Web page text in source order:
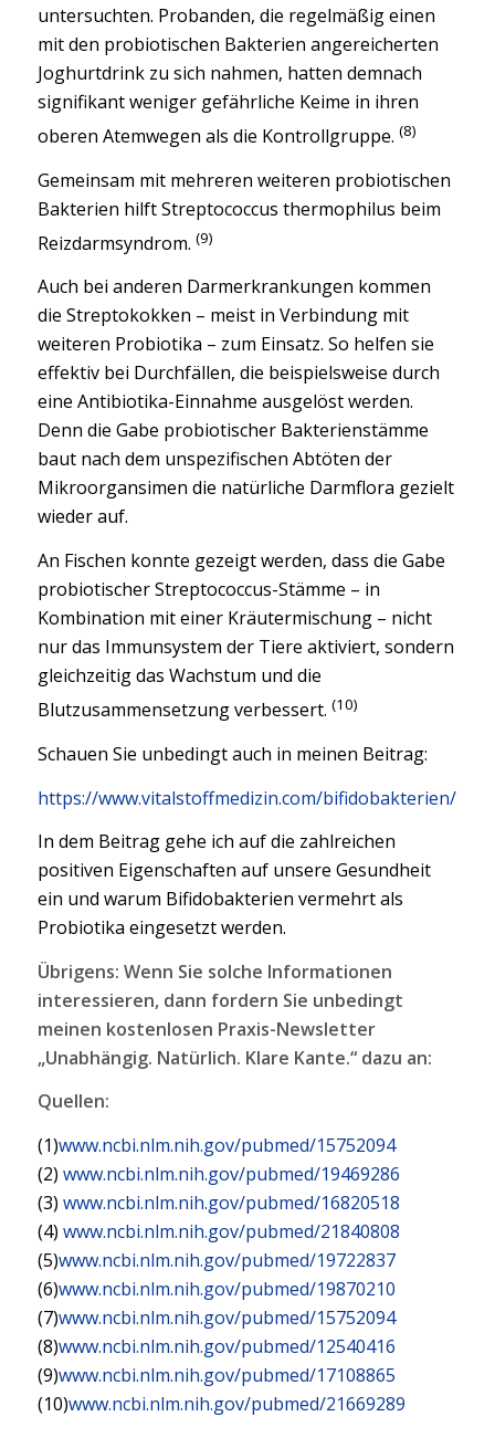
untersuchten. Probanden, die regelmäßig einen
mit den probiotischen Bakterien angereicherten
Joghurtdrink zu sich nahmen, hatten demnach
signifikant weniger gefährliche Keime in ihren
oberen Atemwegen als die Kontrollgruppe. (8)
Gemeinsam mit mehreren weiteren probiotischen
Bakterien hilft Streptococcus thermophilus beim
Reizdarmsyndrom. (9)
Auch bei anderen Darmerkrankungen kommen
die Streptokokken – meist in Verbindung mit
weiteren Probiotika – zum Einsatz. So helfen sie
effektiv bei Durchfällen, die beispielsweise durch
eine Antibiotika-Einnahme ausgelöst werden.
Denn die Gabe probiotischer Bakterienstämme
baut nach dem unspezifischen Abtöten der
Mikroorgansimen die natürliche Darmflora gezielt
wieder auf.
An Fischen konnte gezeigt werden, dass die Gabe
probiotischer Streptococcus-Stämme – in
Kombination mit einer Kräutermischung – nicht
nur das Immunsystem der Tiere aktiviert, sondern
gleichzeitig das Wachstum und die
Blutzusammensetzung verbessert. (10)
Schauen Sie unbedingt auch in meinen Beitrag:
https://www.vitalstoffmedizin.com/bifidobakterien/
In dem Beitrag gehe ich auf die zahlreichen
positiven Eigenschaften auf unsere Gesundheit
ein und warum Bifidobakterien vermehrt als
Probiotika eingesetzt werden.
Übrigens: Wenn Sie solche Informationen
interessieren, dann fordern Sie unbedingt
meinen kostenlosen Praxis-Newsletter
„Unabhängig. Natürlich. Klare Kante.“ dazu an:
Quellen:
(1)www.ncbi.nlm.nih.gov/pubmed/15752094
(2) www.ncbi.nlm.nih.gov/pubmed/19469286
(3) www.ncbi.nlm.nih.gov/pubmed/16820518
(4) www.ncbi.nlm.nih.gov/pubmed/21840808
(5)www.ncbi.nlm.nih.gov/pubmed/19722837
(6)www.ncbi.nlm.nih.gov/pubmed/19870210
(7)www.ncbi.nlm.nih.gov/pubmed/15752094
(8)www.ncbi.nlm.nih.gov/pubmed/12540416
(9)www.ncbi.nlm.nih.gov/pubmed/17108865
(10)www.ncbi.nlm.nih.gov/pubmed/21669289